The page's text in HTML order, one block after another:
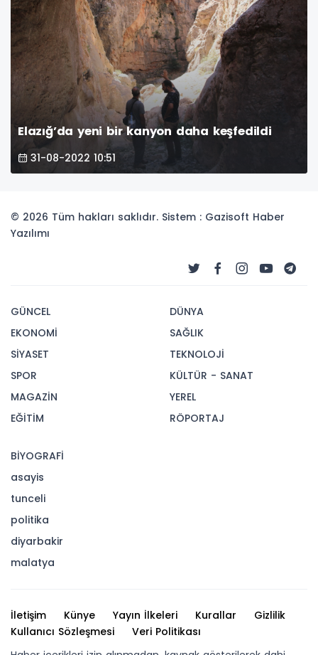
Elazığ’da yeni bir kanyon daha keşfedildi
31-08-2022 10:51
© 2026 Tüm hakları saklıdır. Sistem : Gazisoft Haber
Yazılımı
GÜNCEL
EKONOMİ
SİYASET
SPOR
MAGAZİN
EĞİTİM
DÜNYA
SAĞLIK
TEKNOLOJİ
KÜLTÜR - SANAT
YEREL
RÖPORTAJ
BİYOGRAFİ
asayis
tunceli
politika
diyarbakir
malatya
İletişim Künye Yayın İlkeleri Kurallar
Gizlilik
Kullanıcı Sözleşmesi
Veri Politikası